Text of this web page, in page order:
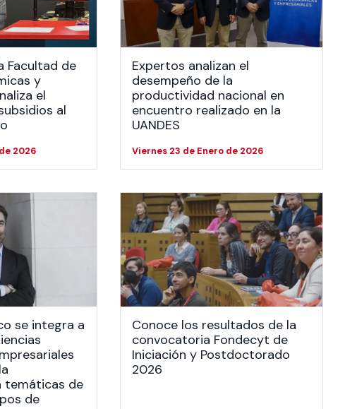
Facultad de
y
el
al
2026
Expertos analizan el
desempeño de la
productividad nacional en
encuentro realizado en la
UANDES
Viernes 23 de Enero de 2026
se integra a
temáticas de
de
Conoce los resultados de la
convocatoria Fondecyt de
Iniciación y Postdoctorado
2026